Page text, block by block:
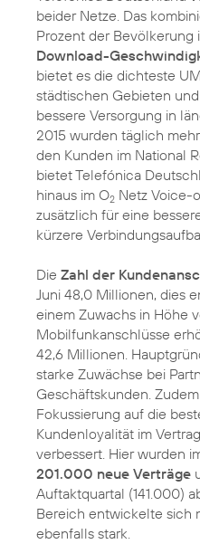
beider Netze. Das
Prozent der Bevölkerung
Download-
bietet es die dichteste
städtischen Gebieten
bessere Versorgung in
2015 wurden täglich
den Kunden im National
bietet Telefónica
hinaus im O2 Netz Voice-
zusätzlich für eine
kürzere
Die Zahl der
Juni 48,0 Millionen, dies
einem Zuwachs in Höhe
Mobilfunkanschlüsse
42,6 Millionen.
starke Zuwächse bei
Geschäftskunden.
Fokussierung auf die
Kundenloyalität im
verbessert. Hier wurden
201.000 neue Verträge
Auftaktquartal (141.000)
Bereich entwickelte sich
ebenfalls stark.